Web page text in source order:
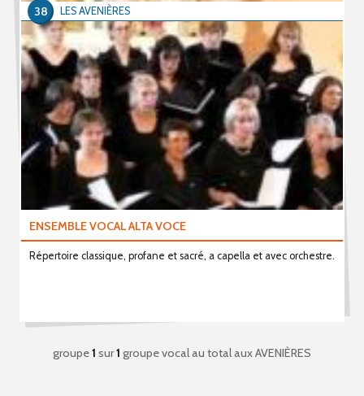
ENSEMBLE VOCAL ALTA VOCE
Répertoire classique, profane et sacré, a capella et avec orchestre.
LES AVENIÈRES
38
groupe1 sur1 groupe vocal au totalaux AVENIÈRES